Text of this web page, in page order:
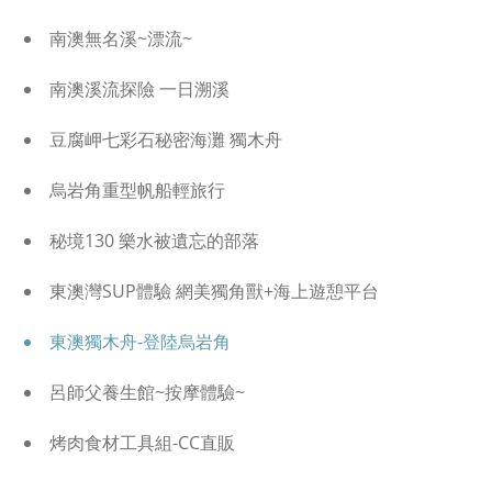
南澳無名溪~漂流~
南澳溪流探險 一日溯溪
豆腐岬七彩石秘密海灘 獨木舟
烏岩角重型帆船輕旅行
秘境130 樂水被遺忘的部落
東澳灣SUP體驗 網美獨角獸+海上遊憩平台
東澳獨木舟-登陸烏岩角
呂師父養生館~按摩體驗~
烤肉食材工具組-CC直販